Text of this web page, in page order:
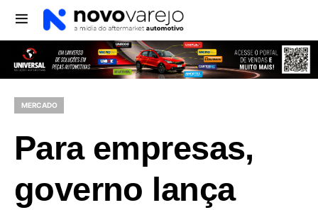
MERCADO
Para empresas,
governo lança